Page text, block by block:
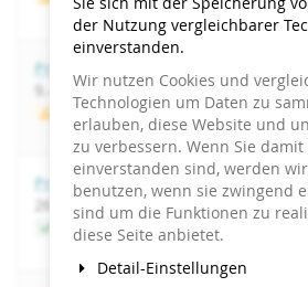
Pressesprecher:in - Next Level
9.
bis
10. November 2026
Wenige verfügbar
Pressesprecher:in - Next Level
26.
bis
27. November 2026
Jetzt buchen
der Nutzung vergleichbarer
einverstanden.
Wir nutzen Cookies und
Technologien um Daten zu
erlauben, diese Website und
zu verbessern. Wenn Sie
einverstanden sind, werden
benutzen, wenn sie zwingend
sind um die Funktionen zu
diese Seite anbietet.
Detail-Einstellungen